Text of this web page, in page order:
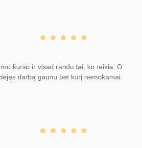
kurso ir visad randu tai, ko reikia. O
darbą gaunu bet kurį nemokamai.